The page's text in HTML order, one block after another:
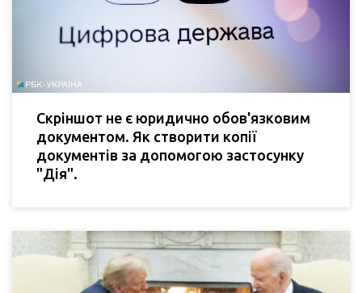
Скріншот не є юридично обов'язковим
документом. Як створити копії
документів за допомогою застосунку
"Дія".